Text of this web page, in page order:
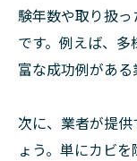
験年数や取り扱
です。例えば、
富な成功例がある
次に、業者が提
ょう。単にカビ